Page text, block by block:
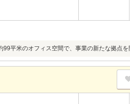
平米のオフィス空間で、事業の新たな拠点を